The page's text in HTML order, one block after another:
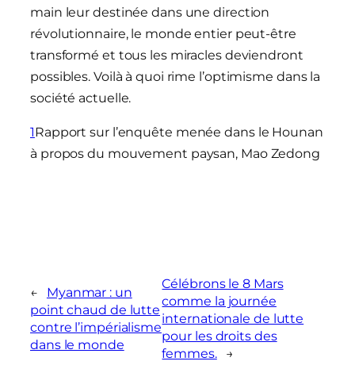
main leur destinée dans une direction
révolutionnaire, le monde entier peut-être
transformé et tous les miracles deviendront
possibles. Voilà à quoi rime l’optimisme dans la
société actuelle.
1Rapport sur l’enquête menée dans le Hounan
à propos du mouvement paysan, Mao Zedong
←
Myanmar : un
point chaud de lutte
contre l’impérialisme
dans le monde
Célébrons le 8 Mars
comme la journée
internationale de lutte
pour les droits des
femmes.
→